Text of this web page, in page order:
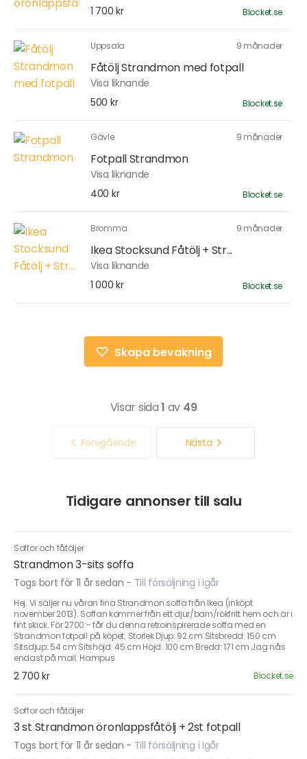
1 700 kr Blocket.se
Uppsala 9 månader
Fåtölj Strandmon med fotpall
Visa liknande
500 kr
Blocket.se
Gävle 9 månader
Fotpall Strandmon
Visa liknande
400 kr
Blocket.se
Bromma 9 månader
Ikea Stocksund Fåtölj + Str...
Visa liknande
1 000 kr
Blocket.se
Skapa bevakning
Visar sida1 av 49
Föregående Nästa
Tidigare annonser till salu
Soffor och fåtöljer
Strandmon 3-sits soffa
Togs bort för 11 år sedan - Till försäljning i Igår
Hej. Vi säljer nu våran fina Strandmon soffa från Ikea (inköpt
november 2013). Soffan kommer från ett djur/barn/rökfritt hem och är i
fint skick. För 2700:- får du denna retroinspirerade soffa med en
Strandmon fotpall på köpet. Storlek Djup: 92 cm Sitsbredd: 150 cm
Sitsdjup: 54 cm Sitshöjd: 45 cm Höjd: 100 cm Bredd: 171 cm Jag nås
endast på mail. Hampus
2 700 kr Blocket.se
Soffor och fåtöljer
3 st Strandmon öronlappsfåtölj + 2st fotpall
Togs bort för 11 år sedan - Till försäljning i Igår